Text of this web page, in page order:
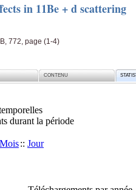
in 11Be + d scattering
772, page (1-4)
CONTENU